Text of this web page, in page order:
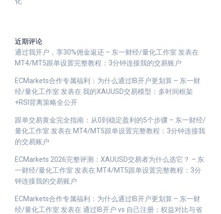
近期评论
通过我开户，享30%佣金返还 – 东一财经/量化工作室 发表在
MT4/MT5跟单设置完整教程：3分钟连接我的交易账户
ECMarkets合作专属福利：为什么通过IB开户更划算 – 东一财
经/量化工作室 发表在 我的XAUUSD交易模型：多时间框架
+RSI背离策略全公开
跟单交易黄金完全指南：从0到稳定盈利的5个步骤 – 东一财经/
量化工作室 发表在 MT4/MT5跟单设置完整教程：3分钟连接我
的交易账户
ECMarkets 2026完整评测：XAUUSD交易者为什么选它？ – 东
一财经/量化工作室 发表在 MT4/MT5跟单设置完整教程：3分
钟连接我的交易账户
ECMarkets合作专属福利：为什么通过IB开户更划算 – 东一财
经/量化工作室 发表在 通过IB开户 vs 自己注册：权益对比与省